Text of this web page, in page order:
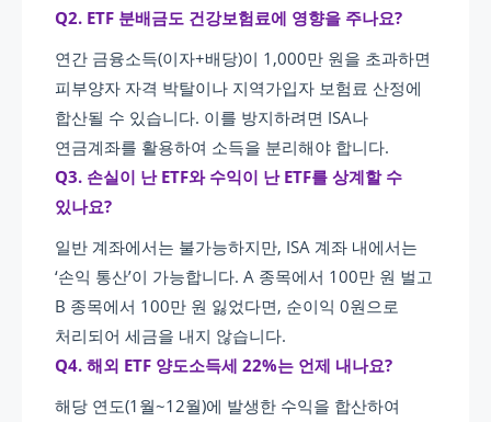
Q2. ETF 분배금도 건강보험료에 영향을 주나요?
연간 금융소득(이자+배당)이 1,000만 원을 초과하면
피부양자 자격 박탈이나 지역가입자 보험료 산정에
합산될 수 있습니다. 이를 방지하려면 ISA나
연금계좌를 활용하여 소득을 분리해야 합니다.
Q3. 손실이 난 ETF와 수익이 난 ETF를 상계할 수
있나요?
일반 계좌에서는 불가능하지만, ISA 계좌 내에서는
‘손익 통산’이 가능합니다. A 종목에서 100만 원 벌고
B 종목에서 100만 원 잃었다면, 순이익 0원으로
처리되어 세금을 내지 않습니다.
Q4. 해외 ETF 양도소득세 22%는 언제 내나요?
해당 연도(1월~12월)에 발생한 수익을 합산하여